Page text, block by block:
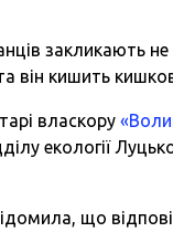
закликають не
він кишить
власкору
екології
що